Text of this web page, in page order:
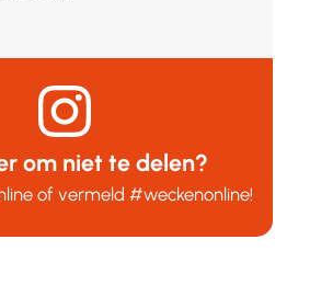
om niet te delen?
of vermeld#weckenonline!